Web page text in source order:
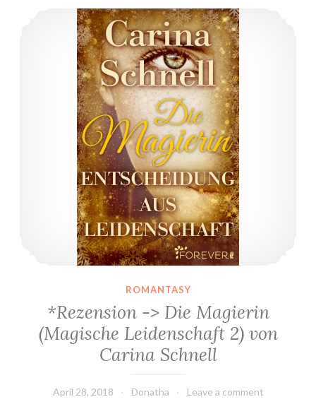
*Rezension -> Die Magierin (Magische Leidenschaft 2) von Carina Schnell
ROMANTASY
*Rezension -> Die Magierin
(Magische Leidenschaft 2) von
Carina Schnell
April 28, 2018 Donatha Leave a comment